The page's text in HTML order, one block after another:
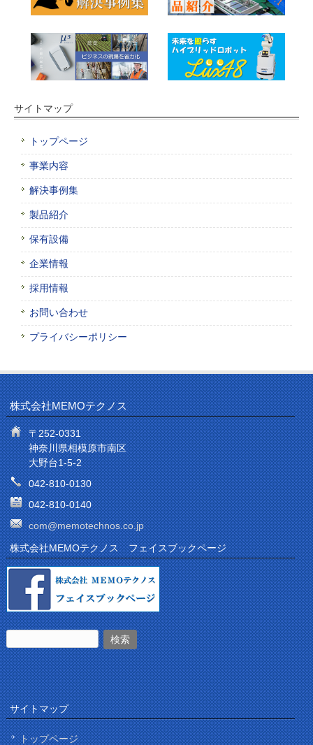
サイトマップ
トップページ
事業内容
解決事例集
製品紹介
保有設備
企業情報
採用情報
お問い合わせ
プライバシーポリシー
株式会社MEMOテクノス
〒252-0331
神奈川県相模原市南区
大野台1-5-2
042-810-0130
042-810-0140
com@memotechnos.co.jp
株式会社MEMOテクノス フェイスブックページ
サイトマップ
トップページ